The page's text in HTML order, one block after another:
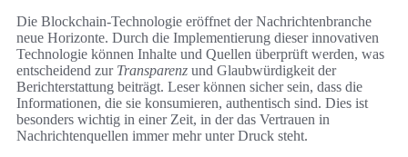
Die Blockchain-Technologie eröffnet der Nachrichtenbranche
neue Horizonte. Durch die Implementierung dieser innovativen
Technologie können Inhalte und Quellen überprüft werden, was
entscheidend zur Transparenz und Glaubwürdigkeit der
Berichterstattung beiträgt. Leser können sicher sein, dass die
Informationen, die sie konsumieren, authentisch sind. Dies ist
besonders wichtig in einer Zeit, in der das Vertrauen in
Nachrichtenquellen immer mehr unter Druck steht.